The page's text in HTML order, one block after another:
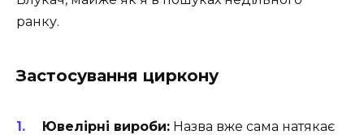
ранку.
Застосування циркону
Ювелірні вироби: Назва вже сама натякає